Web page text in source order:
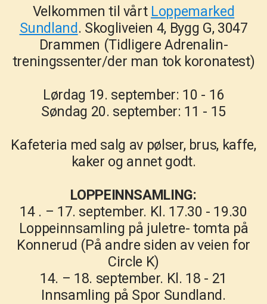
Velkommen til vårt Loppemarked
Sundland. Skogliveien 4, Bygg G, 3047
Drammen (Tidligere Adrenalin-
treningssenter/der man tok koronatest)
Lørdag 19. september: 10 - 16
Søndag 20. september: 11 - 15
Kafeteria med salg av pølser, brus, kaffe,
kaker og annet godt.
LOPPEINNSAMLING:
14 . – 17. september. Kl. 17.30 - 19.30
Loppeinnsamling på juletre- tomta på
Konnerud (På andre siden av veien for
Circle K)
14. – 18. september. Kl. 18 - 21
Innsamling på Spor Sundland.